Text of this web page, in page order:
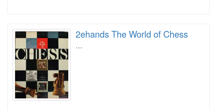
2ehands The World of Chess
…